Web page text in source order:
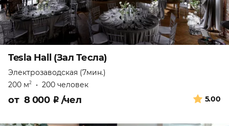
Tesla Hall (Зал Тесла)
Электрозаводская (7мин.)
200 м2 • 200 человек
5.00
от 8 000 ₽ /чел